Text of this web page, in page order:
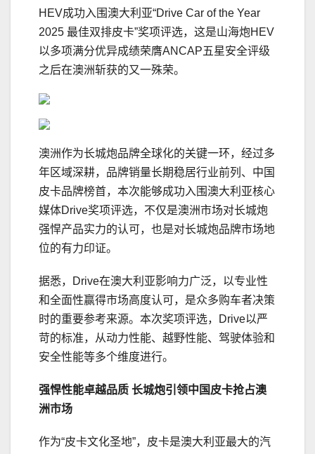
HEV成功入围澳大利亚“Drive Car of the Year
2025 最佳双排皮卡”奖项评选，这是山海炮HEV
以多项满分优异成绩荣膺ANCAP五星安全评级
之后在澳洲斩获的又一殊荣。
澳洲作为长城炮品牌全球化的关键一环，经过多
年区域深耕，品牌销量长期稳居行业前列、中国
皮卡品牌榜首，本次能够成功入围澳大利亚核心
媒体Drive奖项评选，不仅是澳洲市场对长城炮
强悍产品实力的认可，也是对长城炮品牌市场地
位的有力印证。
据悉，Drive在澳大利亚影响力广泛，以专业性
和全面性赢得市场高度认可，是众多购车者决策
时的重要参考来源。本次奖项评选，Drive以严
苛的标准，从动力性能、越野性能、驾驶体验和
安全性能等多个维度进行。
强悍性能卓越品质 长城炮引领中国皮卡抢占澳
洲市场
作为“皮卡文化圣地”，皮卡是澳大利亚最大的汽